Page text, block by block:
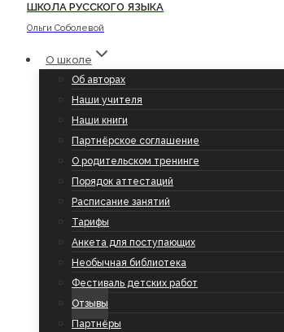
ШКОЛА РУССКОГО ЯЗЫКА
Ольги Соболевой
О школе
Об авторах
Наши учителя
Наши книги
Партнёрское соглашение
О родительском тренинге
Порядок аттестаций
Расписание занятий
Тарифы
Анкета для поступающих
Необычная библиотека
Фестиваль детских работ
Отзывы
Партнёры